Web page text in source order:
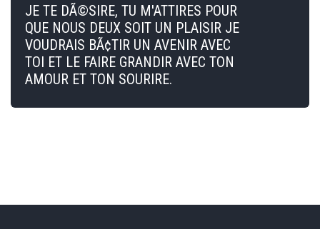
JE TE DÃ©SIRE, TU M'ATTIRES POUR
QUE NOUS DEUX SOIT UN PLAISIR JE
VOUDRAIS BÃ¢TIR UN AVENIR AVEC
TOI ET LE FAIRE GRANDIR AVEC TON
AMOUR ET TON SOURIRE.